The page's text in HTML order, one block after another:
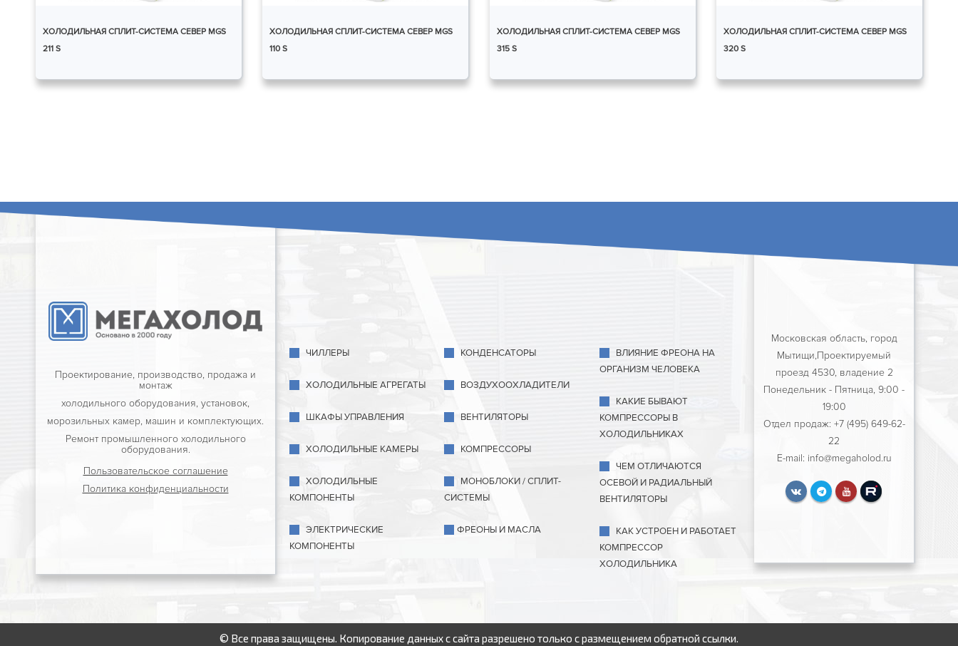
ХОЛОДИЛЬНАЯ СПЛИТ-СИСТЕМА СЕВЕР MGS
211 S
ХОЛОДИЛЬНАЯ СПЛИТ-СИСТЕМА СЕВЕР MGS
110 S
ХОЛОДИЛЬНАЯ СПЛИТ-СИСТЕМА СЕВЕР MGS
315 S
ХОЛОДИЛЬНАЯ СПЛИТ-СИСТЕМА СЕВЕР MGS
320 S
Проектирование, производство, продажа и
монтаж
холодильного оборудования, установок,
морозильных камер, машин и комплектующих.
Ремонт промышленного холодильного
оборудования.
Пользовательское соглашение
Политика конфиденциальности
ЧИЛЛЕРЫ
ХОЛОДИЛЬНЫЕ АГРЕГАТЫ
ШКАФЫ УПРАВЛЕНИЯ
ХОЛОДИЛЬНЫЕ КАМЕРЫ
ХОЛОДИЛЬНЫЕ
КОМПОНЕНТЫ
ЭЛЕКТРИЧЕСКИЕ
КОМПОНЕНТЫ
КОНДЕНСАТОРЫ
ВОЗДУХООХЛАДИТЕЛИ
ВЕНТИЛЯТОРЫ
КОМПРЕССОРЫ
МОНОБЛОКИ / СПЛИТ-
СИСТЕМЫ
ФРЕОНЫ И МАСЛА
ВЛИЯНИЕ ФРЕОНА НА
ОРГАНИЗМ ЧЕЛОВЕКА
КАКИЕ БЫВАЮТ
КОМПРЕССОРЫ В
ХОЛОДИЛЬНИКАХ
ЧЕМ ОТЛИЧАЮТСЯ
ОСЕВОЙ И РАДИАЛЬНЫЙ
ВЕНТИЛЯТОРЫ
КАК УСТРОЕН И РАБОТАЕТ
КОМПРЕССОР
ХОЛОДИЛЬНИКА
Московская область, город
Мытищи,Проектируемый
проезд 4530, владение 2
Понедельник - Пятница, 9:00 -
19:00
Отдел продаж: +7 (495) 649-62-
22
E-mail: info@megaholod.ru
© Все права защищены. Копирование данных с сайта разрешено только с размещением обратной ссылки.